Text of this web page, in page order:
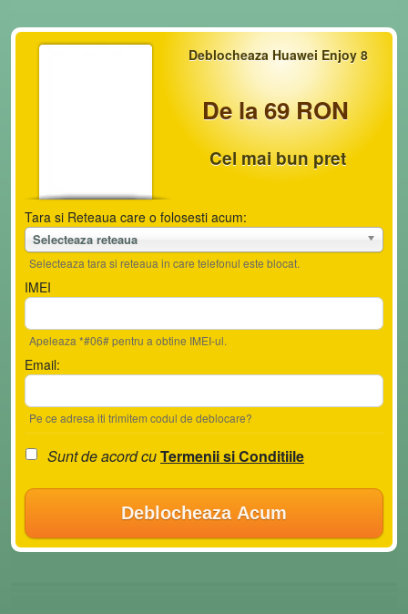
Deblocheaza Huawei Enjoy 8
De la 69 RON
Cel mai bun pret
Tara si Reteaua care o folosesti acum:
Selecteaza reteaua
Selecteaza tara si reteaua in care telefonul este blocat.
IMEI
Apeleaza *#06# pentru a obtine IMEI-ul.
Email:
Pe ce adresa iti trimitem codul de deblocare?
Sunt de acord cuTermenii si Conditiile
Deblocheaza Acum